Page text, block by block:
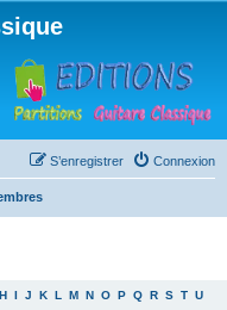
Connexion
S’enregistrer
H I J K L M N O P Q R S T U